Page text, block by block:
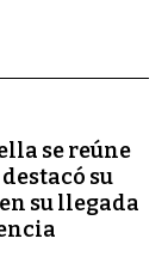
se reúne
su
su llegada